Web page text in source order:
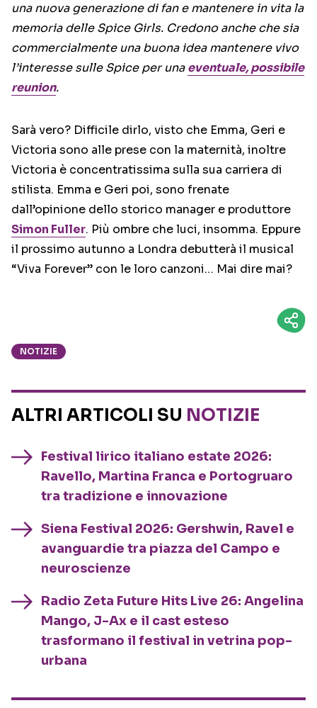
una nuova generazione di fan e mantenere in vita la
memoria delle Spice Girls. Credono anche che sia
commercialmente una buona idea mantenere vivo
l’interesse sulle Spice per unaeventuale, possibile
reunion.
Sarà vero? Difficile dirlo, visto che Emma, Geri e
Victoria sono alle prese con la maternità, inoltre
Victoria è concentratissima sulla sua carriera di
stilista. Emma e Geri poi, sono frenate
dall’opinione dello storico manager e produttore
Simon Fuller. Più ombre che luci, insomma. Eppure
il prossimo autunno a Londra debutterà il musical
“Viva Forever” con le loro canzoni… Mai dire mai?
NOTIZIE
ALTRI ARTICOLI SU NOTIZIE
Festival lirico italiano estate 2026:
Ravello, Martina Franca e Portogruaro
tra tradizione e innovazione
Siena Festival 2026: Gershwin, Ravel e
avanguardie tra piazza del Campo e
neuroscienze
Radio Zeta Future Hits Live 26: Angelina
Mango, J-Ax e il cast esteso
trasformano il festival in vetrina pop-
urbana